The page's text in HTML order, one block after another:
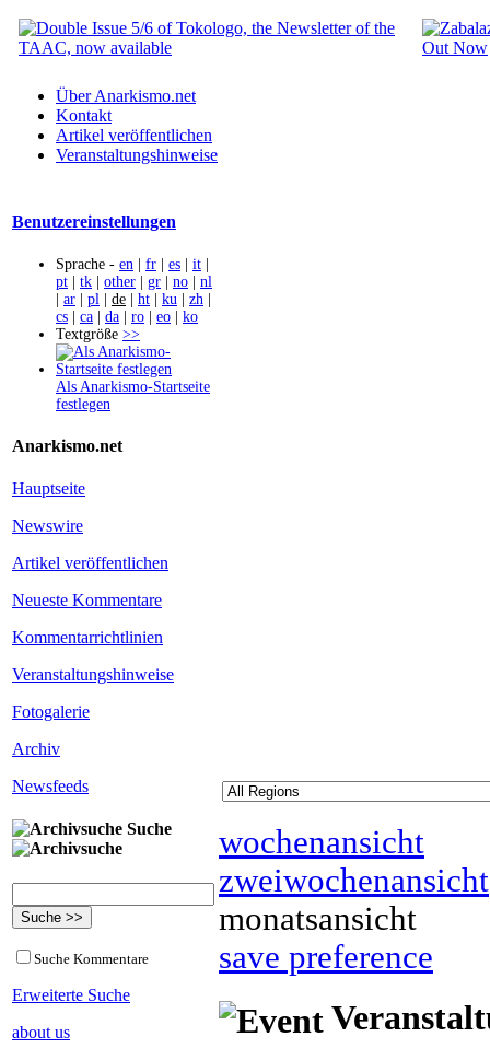
Über Anarkismo.net
Kontakt
Artikel veröffentlichen
Veranstaltungshinweise
Benutzereinstellungen
Sprache - en | fr | es | it |
pt | tk | other | gr | no | nl
| ar | pl | de | ht | ku | zh |
cs | ca | da | ro | eo | ko
Textgröße >>
Als Anarkismo-Startseite
festlegen
Anarkismo.net
Hauptseite
Newswire
Artikel veröffentlichen
Neueste Kommentare
Kommentarrichtlinien
Veranstaltungshinweise
Fotogalerie
Archiv
Newsfeeds
Suche
Suche Kommentare
Erweiterte Suche
about us
wochenansicht
zweiwochenansicht
monatsansicht
save preference